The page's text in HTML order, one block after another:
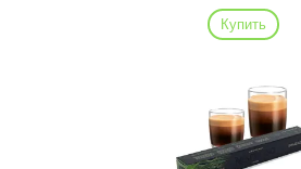
Купить